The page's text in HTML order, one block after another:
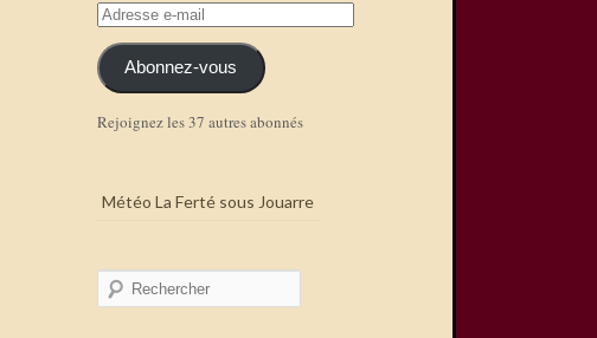
Adresse
mail Abonnez-vous
Rejoignez les 37 autres abonnés
Météo La Ferté sous Jouarre